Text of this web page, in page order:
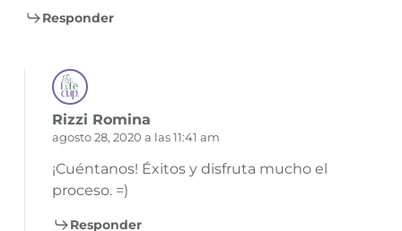
Responder
Rizzi Romina
agosto 28, 2020 a las 11:41 am
¡Cuéntanos! Éxitos y disfruta mucho el
proceso. =)
Responder